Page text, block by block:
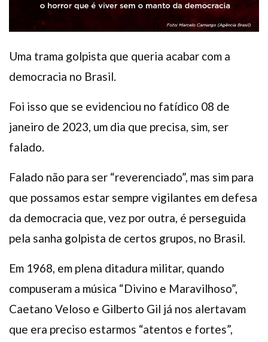
Uma trama golpista que queria acabar com a
democracia no Brasil.
Foi isso que se evidenciou no fatídico 08 de
janeiro de 2023, um dia que precisa, sim, ser
falado.
Falado não para ser “reverenciado”, mas sim para
que possamos estar sempre vigilantes em defesa
da democracia que, vez por outra, é perseguida
pela sanha golpista de certos grupos, no Brasil.
Em 1968, em plena ditadura militar, quando
compuseram a música “Divino e Maravilhoso”,
Caetano Veloso e Gilberto Gil já nos alertavam
que era preciso estarmos “atentos e fortes”,